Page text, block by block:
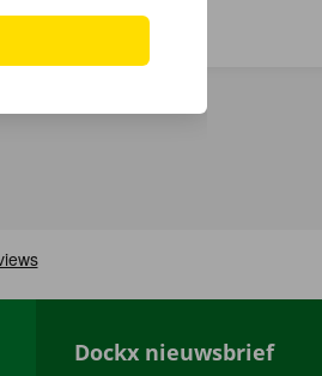
Dockx nieuwsbrief